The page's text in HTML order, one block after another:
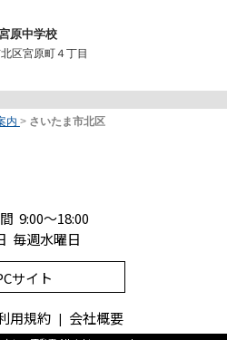
原中学校
区宮原町４丁目
内 > さいたま市北区
9:00～18:00
毎週水曜日
サイト
用規約 会社概要